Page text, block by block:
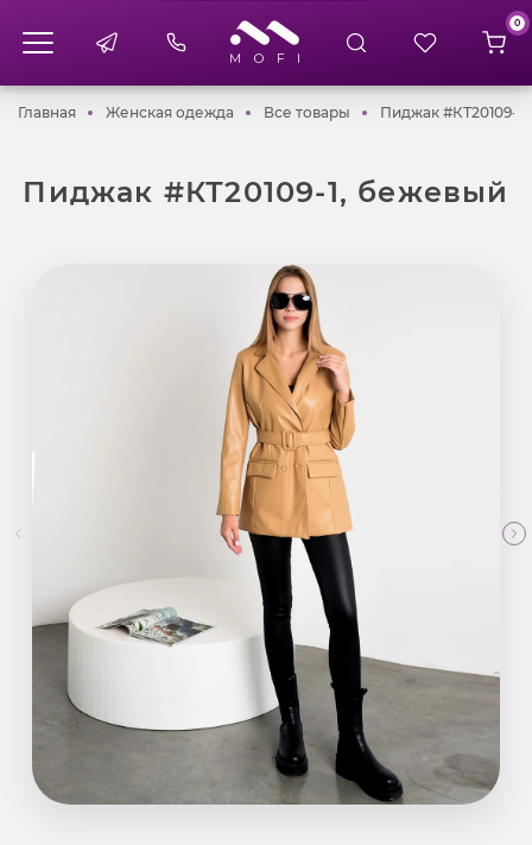
0
ГлавнаяГлавнаяЖенская одежда Женская одежда
Все товары Все товары
Пиджак #КТ20109-
Пиджак #КТ20109-1, бежевый